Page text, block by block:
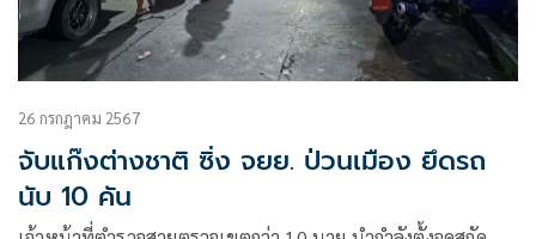
26 กรกฎาคม 2567
จับแก๊งต่างชาติ ซิ่ง จยย. ป่วนเมือง ยึดรถ
นับ 10 คัน